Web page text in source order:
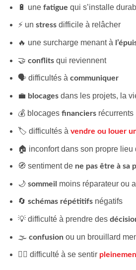
🔋 une fatigue qui s’installe
⚡ un stressdifficile à relâcher
🔥 une surcharge menant à
🤝 conflitsqui reviennent
🗣️ difficultés à communiquer
💼 blocagesdans les projets, la
💰 blocages financiersrécurrents
🏷️ difficultés à vendre ou louer
🏠 inconfort dans son propre lieu
🧭 sentiment de ne pas être à sa
🌙 sommeil moins réparateur ou
🔄 schémas répétitifsnégatifs
💡 difficulté à prendre des
🌫️ confusion ou un brouillard
🧍‍♂️ difficulté à se sentir